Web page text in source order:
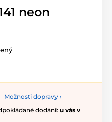
neon
Možnosti dopravy ›
dodání: u vás v